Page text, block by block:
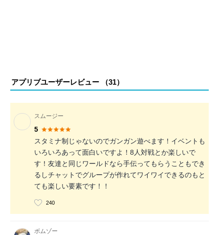
アプリブユーザーレビュー （31）
スムージー
5
スタミナ制じゃないのでガンガン遊べます！イベントも
いろいろあって面白いですよ！8人対戦とか楽しいで
す！友達と同じワールドなら手伝ってもらうこともでき
るしチャットでグループが作れてワイワイできるのもと
ても楽しい要素です！！
240
ボムゾー